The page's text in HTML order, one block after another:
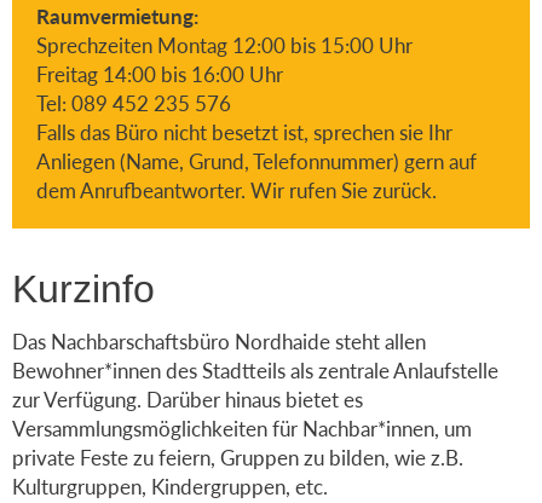
Raumvermietung:
Sprechzeiten Montag 12:00 bis 15:00 Uhr
Freitag 14:00 bis 16:00 Uhr
Tel: 089 452 235 576
Falls das Büro nicht besetzt ist, sprechen sie Ihr
Anliegen (Name, Grund, Telefonnummer) gern auf
dem Anrufbeantworter. Wir rufen Sie zurück.
Kurzinfo
Das Nachbarschaftsbüro Nordhaide steht allen
Bewohner*innen des Stadtteils als zentrale Anlaufstelle
zur Verfügung. Darüber hinaus bietet es
Versammlungsmöglichkeiten für Nachbar*innen, um
private Feste zu feiern, Gruppen zu bilden, wie z.B.
Kulturgruppen, Kindergruppen, etc.